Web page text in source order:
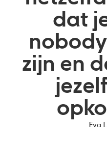
dat
zijn en
Eva